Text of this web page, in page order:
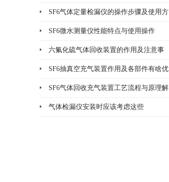
下
SF6气体定量检漏仪的操作步骤及使用方
法说明
SF6微水测量仪性能特点与使用操作
六氟化硫气体回收装置的作用及注意事
项
SF6抽真空充气装置作用及各部件有啥优
势
SF6气体回收充气装置工艺流程与原理解
析
气体检漏仪安装时应该考虑这些